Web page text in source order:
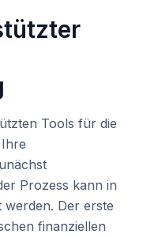
Tools für die
Prozess kann in
Der erste
finanziellen